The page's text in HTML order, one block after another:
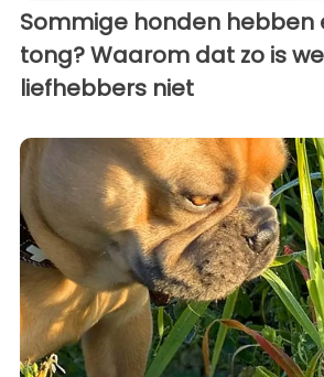
Sommige honden hebben
tong? Waarom dat zo is
liefhebbers niet